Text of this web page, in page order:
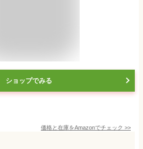
ショップでみる
価格と在庫をAmazonでチェック >>